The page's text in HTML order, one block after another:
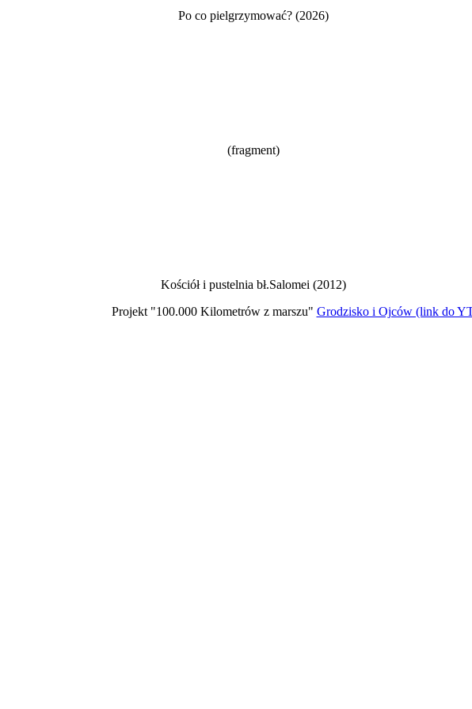
Po co pielgrzymować? (2026)
(fragment)
Kościół i pustelnia bł.Salomei (2012)
Projekt "100.000 Kilometrów z marszu" Grodzisko i Ojców (link do